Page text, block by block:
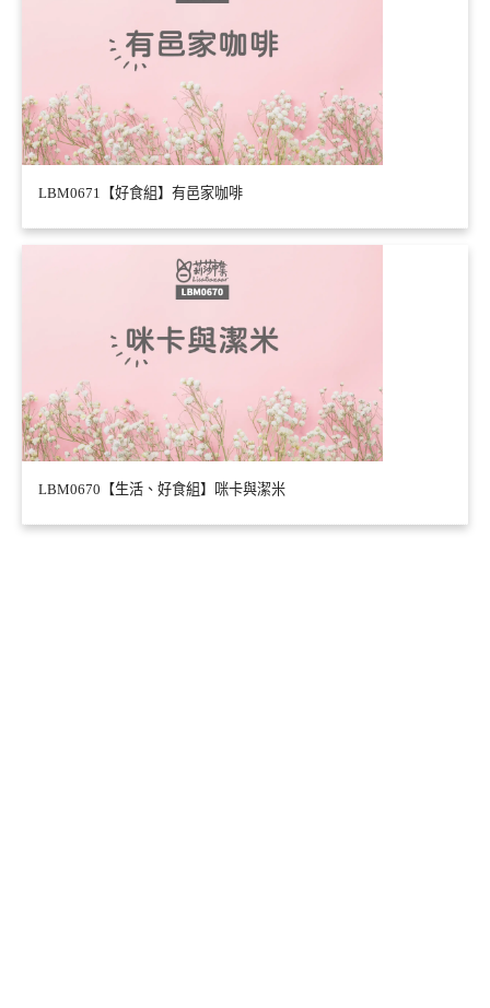
LBM0671【好食組】有邑家咖啡
LBM0670【生活、好食組】咪卡與潔米